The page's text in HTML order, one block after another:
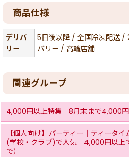
商品仕様
デリバ
リー
5日後以降 / 全国冷凍配送 /
バリー / 高輪店舗
関連グループ
4,000円以上特集 8月末まで4,000円
【個人向け】パーティー｜ティータ
(学校・クラブ)で人気 4,000円以上
で）